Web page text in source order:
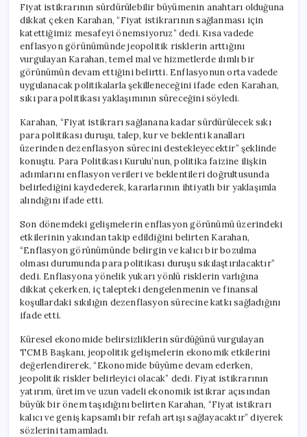
Fiyat istikrarının sürdürülebilir büyümenin anahtarı olduğuna
dikkat çeken Karahan, “Fiyat istikrarının sağlanması için
katettiğimiz mesafeyi önemsiyoruz” dedi. Kısa vadede
enflasyon görünümünde jeopolitik risklerin arttığını
vurgulayan Karahan, temel mal ve hizmetlerde ılımlı bir
görünümün devam ettiğini belirtti. Enflasyonun orta vadede
uygulanacak politikalarla şekilleneceğini ifade eden Karahan,
sıkı para politikası yaklaşımının süreceğini söyledi.
Karahan, “Fiyat istikrarı sağlanana kadar sürdürülecek sıkı
para politikası duruşu, talep, kur ve beklenti kanalları
üzerinden dezenflasyon sürecini destekleyecektir” şeklinde
konuştu. Para Politikası Kurulu’nun, politika faizine ilişkin
adımlarını enflasyon verileri ve beklentileri doğrultusunda
belirlediğini kaydederek, kararlarının ihtiyatlı bir yaklaşımla
alındığını ifade etti.
Son dönemdeki gelişmelerin enflasyon görünümü üzerindeki
etkilerinin yakından takip edildiğini belirten Karahan,
“Enflasyon görünümünde belirgin ve kalıcı bir bozulma
olması durumunda para politikası duruşu sıkılaştırılacaktır”
dedi. Enflasyona yönelik yukarı yönlü risklerin varlığına
dikkat çekerken, iç talepteki dengelenmenin ve finansal
koşullardaki sıkılığın dezenflasyon sürecine katkı sağladığını
ifade etti.
Küresel ekonomide belirsizliklerin sürdüğünü vurgulayan
TCMB Başkanı, jeopolitik gelişmelerin ekonomik etkilerini
değerlendirerek, “Ekonomide büyüme devam ederken,
jeopolitik riskler belirleyici olacak” dedi. Fiyat istikrarının
yatırım, üretim ve uzun vadeli ekonomik istikrar açısından
büyük bir önem taşıdığını belirten Karahan, “Fiyat istikrarı
kalıcı ve geniş kapsamlı bir refah artışı sağlayacaktır” diyerek
sözlerini tamamladı.